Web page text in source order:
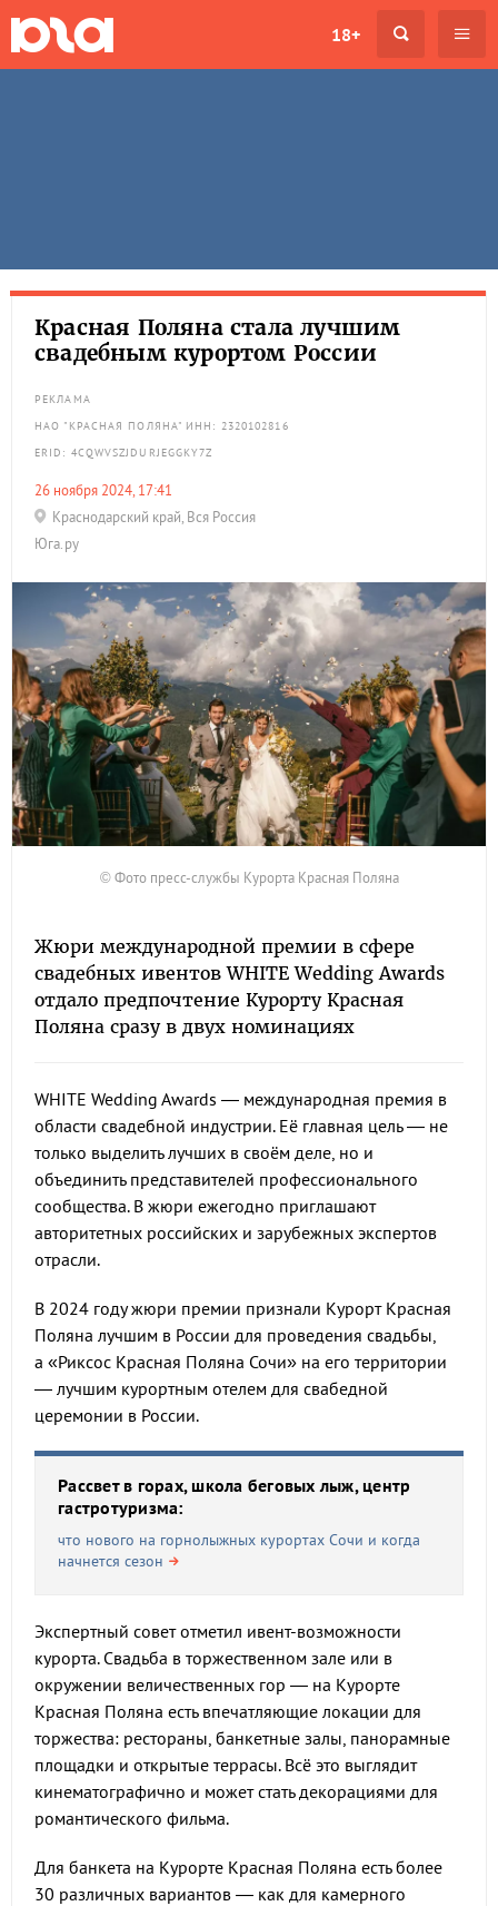
18+
Красная Поляна стала лучшим
свадебным курортом России
РЕКЛАМА
НАО "КРАСНАЯ ПОЛЯНА" ИНН: 2320102816
ERID: 4CQWVSZJDURJEGGKY7Z
26 ноября 2024, 17:41
Краснодарский край, Вся Россия
Юга.ру
© Фото пресс-службы Курорта Красная Поляна
Жюри международной премии в сфере
свадебных ивентов WHITE Wedding Awards
отдало предпочтение Курорту Красная
Поляна сразу в двух номинациях
WHITE Wedding Awards — международная премия в
области свадебной индустрии. Её главная цель — не
только выделить лучших в своём деле, но и
объединить представителей профессионального
сообщества. В жюри ежегодно приглашают
авторитетных российских и зарубежных экспертов
отрасли.
В 2024 году жюри премии признали Курорт Красная
Поляна лучшим в России для проведения свадьбы,
а «Риксос Красная Поляна Сочи» на его территории
— лучшим курортным отелем для свабедной
церемонии в России.
Рассвет в горах, школа беговых лыж, центр
гастротуризма:
что нового на горнолыжных курортах Сочи и когда
начнется сезон
Экспертный совет отметил ивент-возможности
курорта. Свадьба в торжественном зале или в
окружении величественных гор — на Курорте
Красная Поляна есть впечатляющие локации для
торжества: рестораны, банкетные залы, панорамные
площадки и открытые террасы. Всё это выглядит
кинематографично и может стать декорациями для
романтического фильма.
Для банкета на Курорте Красная Поляна есть более
30 различных вариантов — как для камерного